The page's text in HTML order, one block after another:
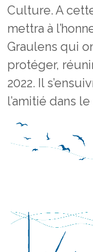
Culture. A
mettra à
Graulens qui
protéger,
2022. Il
l’amitié dans